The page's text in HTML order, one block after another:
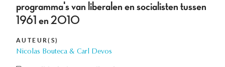
programma's van liberalen en socialisten tussen
1961 en 2010
AUTEUR(S)
Nicolas Bouteca & Carl Devos